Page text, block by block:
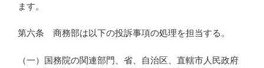
ます。
第六条 商務部は以下の投訴事項の処理を担当する。
（一）国務院の関連部門、省、自治区、直轄市人民政府